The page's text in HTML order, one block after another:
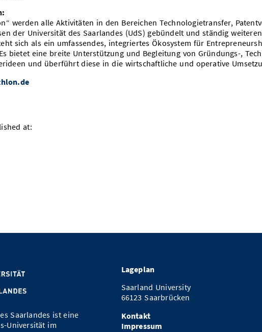
werden alle Aktivitäten in den Bereichen Technologietransfer,
der Universität des Saarlandes (UdS) gebündelt und ständig
sich als ein umfassendes, integriertes Ökosystem für
bietet eine breite Unterstützung und Begleitung von Gründungs-,
und überführt diese in die wirtschaftliche und operative
at:
Saarlandes ist eine
Universität im
Lageplan
Saarland University
66123 Saarbrücken
Kontakt
Impressum